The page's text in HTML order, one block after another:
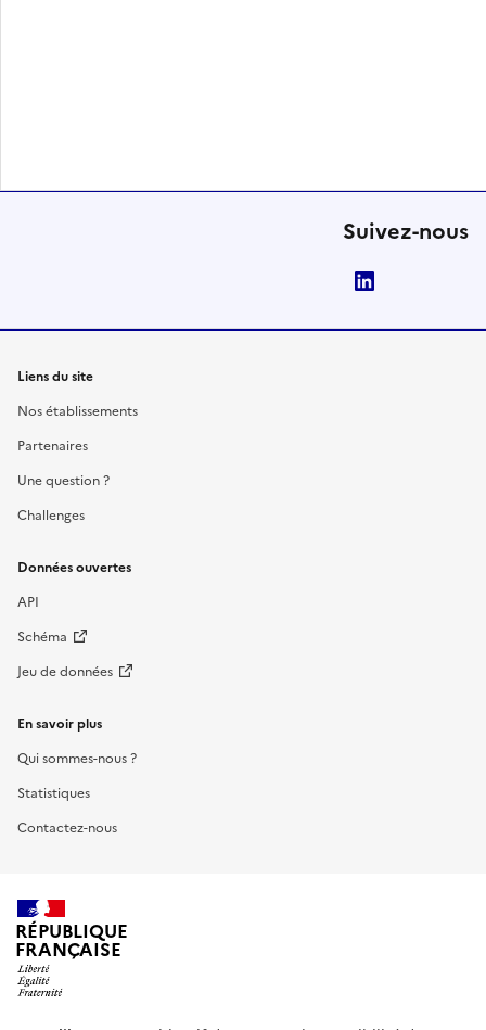
Suivez-nous
Liens du site
Nos établissements
Partenaires
Une question ?
Challenges
Données ouvertes
API
Schéma
Jeu de données
En savoir plus
Qui sommes-nous ?
Statistiques
Contactez-nous
RÉPUBLIQUE
FRANÇAISE